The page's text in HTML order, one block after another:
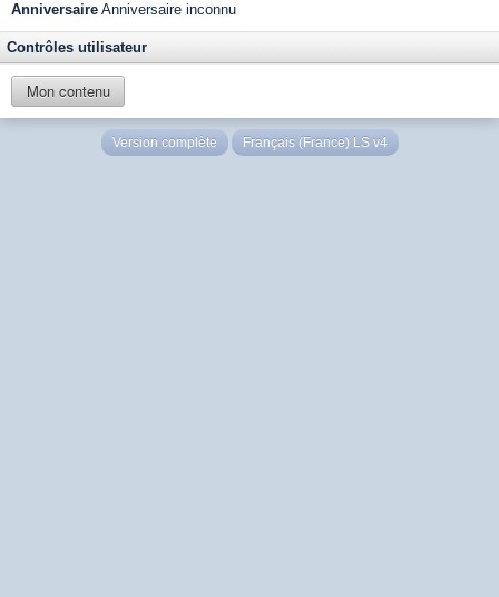
Anniversaire Anniversaire inconnu
Contrôles utilisateur
Mon contenu
Version complète Français (France) LS v4